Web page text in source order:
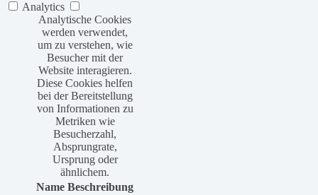
Analytics
Analytische Cookies
werden verwendet,
um zu verstehen, wie
Besucher mit der
Website interagieren.
Diese Cookies helfen
bei der Bereitstellung
von Informationen zu
Metriken wie
Besucherzahl,
Absprungrate,
Ursprung oder
ähnlichem.
Name Beschreibung